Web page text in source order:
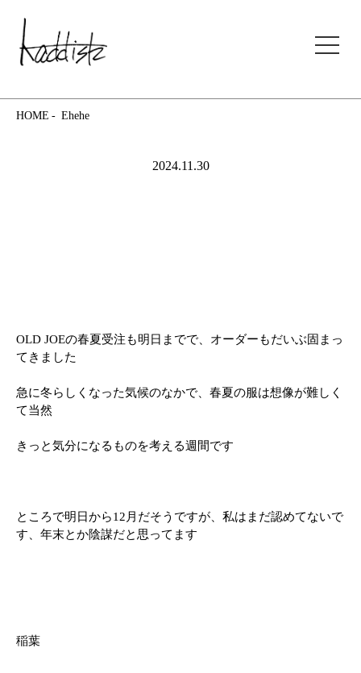
kaddish development store
HOME Ehehe
2024.11.30
OLD JOEの春夏受注も明日までで、オーダーもだいぶ固まっ
てきました
急に冬らしくなった気候のなかで、春夏の服は想像が難しく
て当然
きっと気分になるものを考える週間です
ところで明日から12月だそうですが、私はまだ認めてないで
す、年末とか陰謀だと思ってます
稲葉